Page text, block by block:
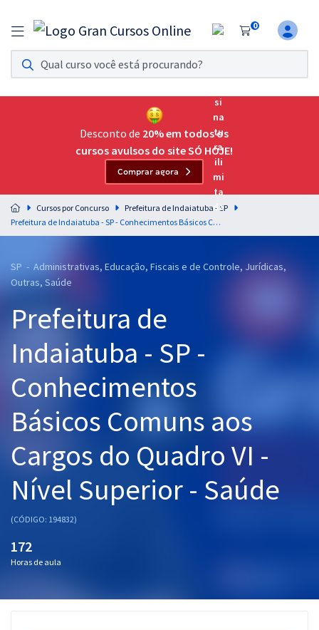
0
Assinatura Ilimitada 11
Acesso a todos os cursos. Teste grátis por 7 dias!
Assinatura OAB Até Passar
Acesso ilimitado a toda preparação para o Exame da
Residências Multiprofissionais
Preparação completa e intensiva para as principais
residências em saúde do Brasil
Assinatura Ilimitada
Graduação
OAB
Mentorias
Questões grátis
Conteúdo gratuito
Blog
Aprovados
Desconto de 20% em todos os
cursos avulsos do site SÓ HOJE!
Comprar agora
Cursos por Concurso
Prefeitura de Indaiatuba - SP
Prefeitura de Indaiatuba - SP - Conhecimentos Básicos Comuns aos Cargos do Quadro VI - Nível Superior - Saúde
SP - Administrativas, Educação, Fiscais e de Controle, Jurídicas,
Outras, Saúde
Prefeitura de
Indaiatuba - SP -
Conhecimentos
Básicos Comuns aos
Cargos do Quadro VI -
Nível Superior - Saúde
(CÓDIGO: 194832)
172
Horas de aula